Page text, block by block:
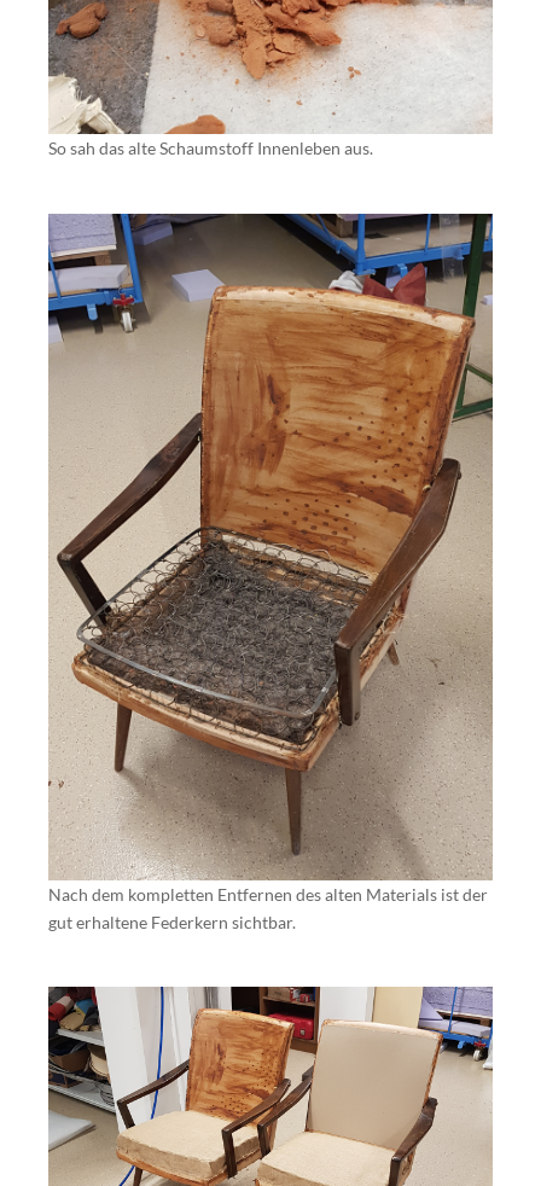
So sah das alte Schaumstoff Innenleben aus.
Nach dem kompletten Entfernen des alten Materials ist der
gut erhaltene Federkern sichtbar.